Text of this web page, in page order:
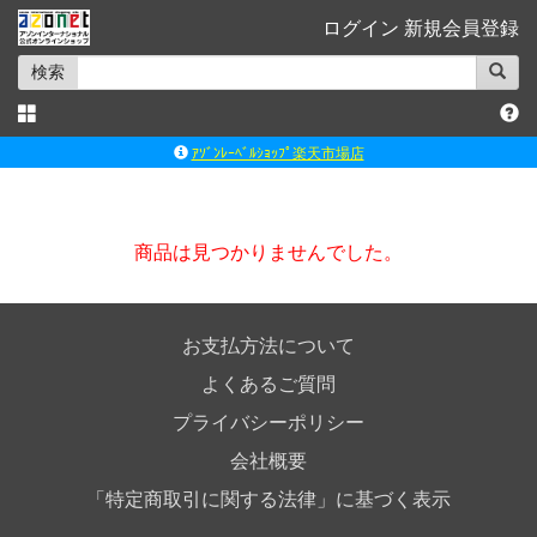
ログイン 新規会員登録
検索
ｱｿﾞﾝﾚｰﾍﾞﾙｼｮｯﾌﾟ楽天市場店
よくあるご質問（Q&A）
商品は見つかりませんでした。
お支払方法について
よくあるご質問
プライバシーポリシー
会社概要
「特定商取引に関する法律」に基づく表示